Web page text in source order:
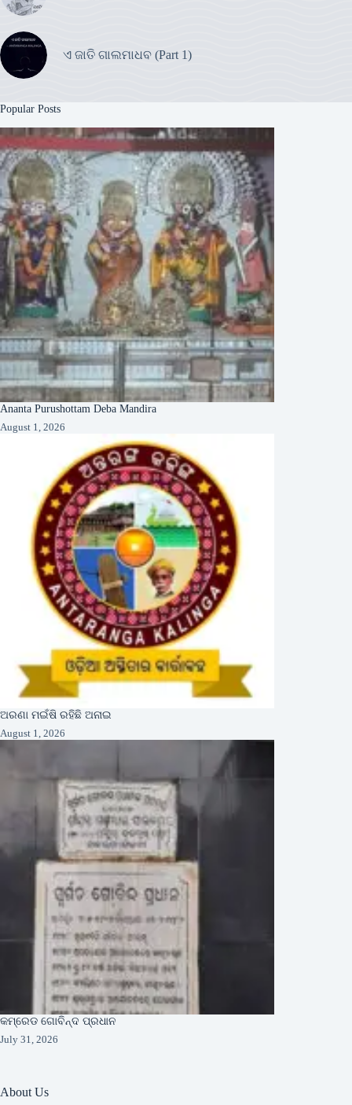
ଏ ଜାତି ଗାଲମାଧବ (Part 1)
Popular Posts
Ananta Purushottam Deba Mandira
August 1, 2026
ଅରଣା ମଇଁଷି ରହିଛି ଅନାଇ
August 1, 2026
କମ୍ରେଡ ଗୋବିନ୍ଦ ପ୍ରଧାନ
July 31, 2026
About Us